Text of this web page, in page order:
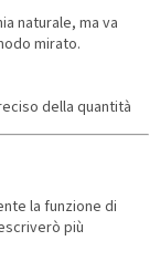
naturale, ma va
mirato.
della quantità
la funzione di
più